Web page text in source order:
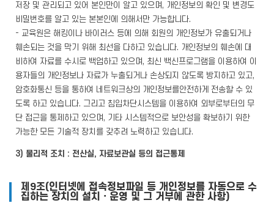
저장 및 관리되고 있어 본인만이 알고 있으며, 개인정보의 확인 및 변경도
비밀번호를 알고 있는 본본인에 의해서만 가능합니다.
- 교육원은 해킹이나 바이러스 등에 의해 회원의 개인정보가 유출되거나
훼손되는 것을 막기 위해 최선을 다하고 있습니다. 개인정보의 훼손에 대
비하여 자료를 수시로 백업하고 있으며, 최신 백신프로그램을 이용하여 이
용자들의 개인정보나 자료가 누출되거나 손상되지 않도록 방지하고 있고,
암호화통신 등을 통하여 네트워크상의 개인정보를안전하게 전송할 수 있
도록 하고 있습니다. 그리고 침입차단시스템을 이용하여 외부로부터의 무
단 접근을 통제하고 있으며, 기타 시스템적으로 보안성을 확보하기 위한
가능한 모든 기술적 장치를 갖추려 노력하고 있습니다.
3) 물리적 조치 : 전산실, 자료보관실 등의 접근통제
제9조(인터넷에 접속정보파일 등 개인정보를 자동으로 수
집하는 장치의 설치ㆍ운영 및 그 거부에 관한 사항)